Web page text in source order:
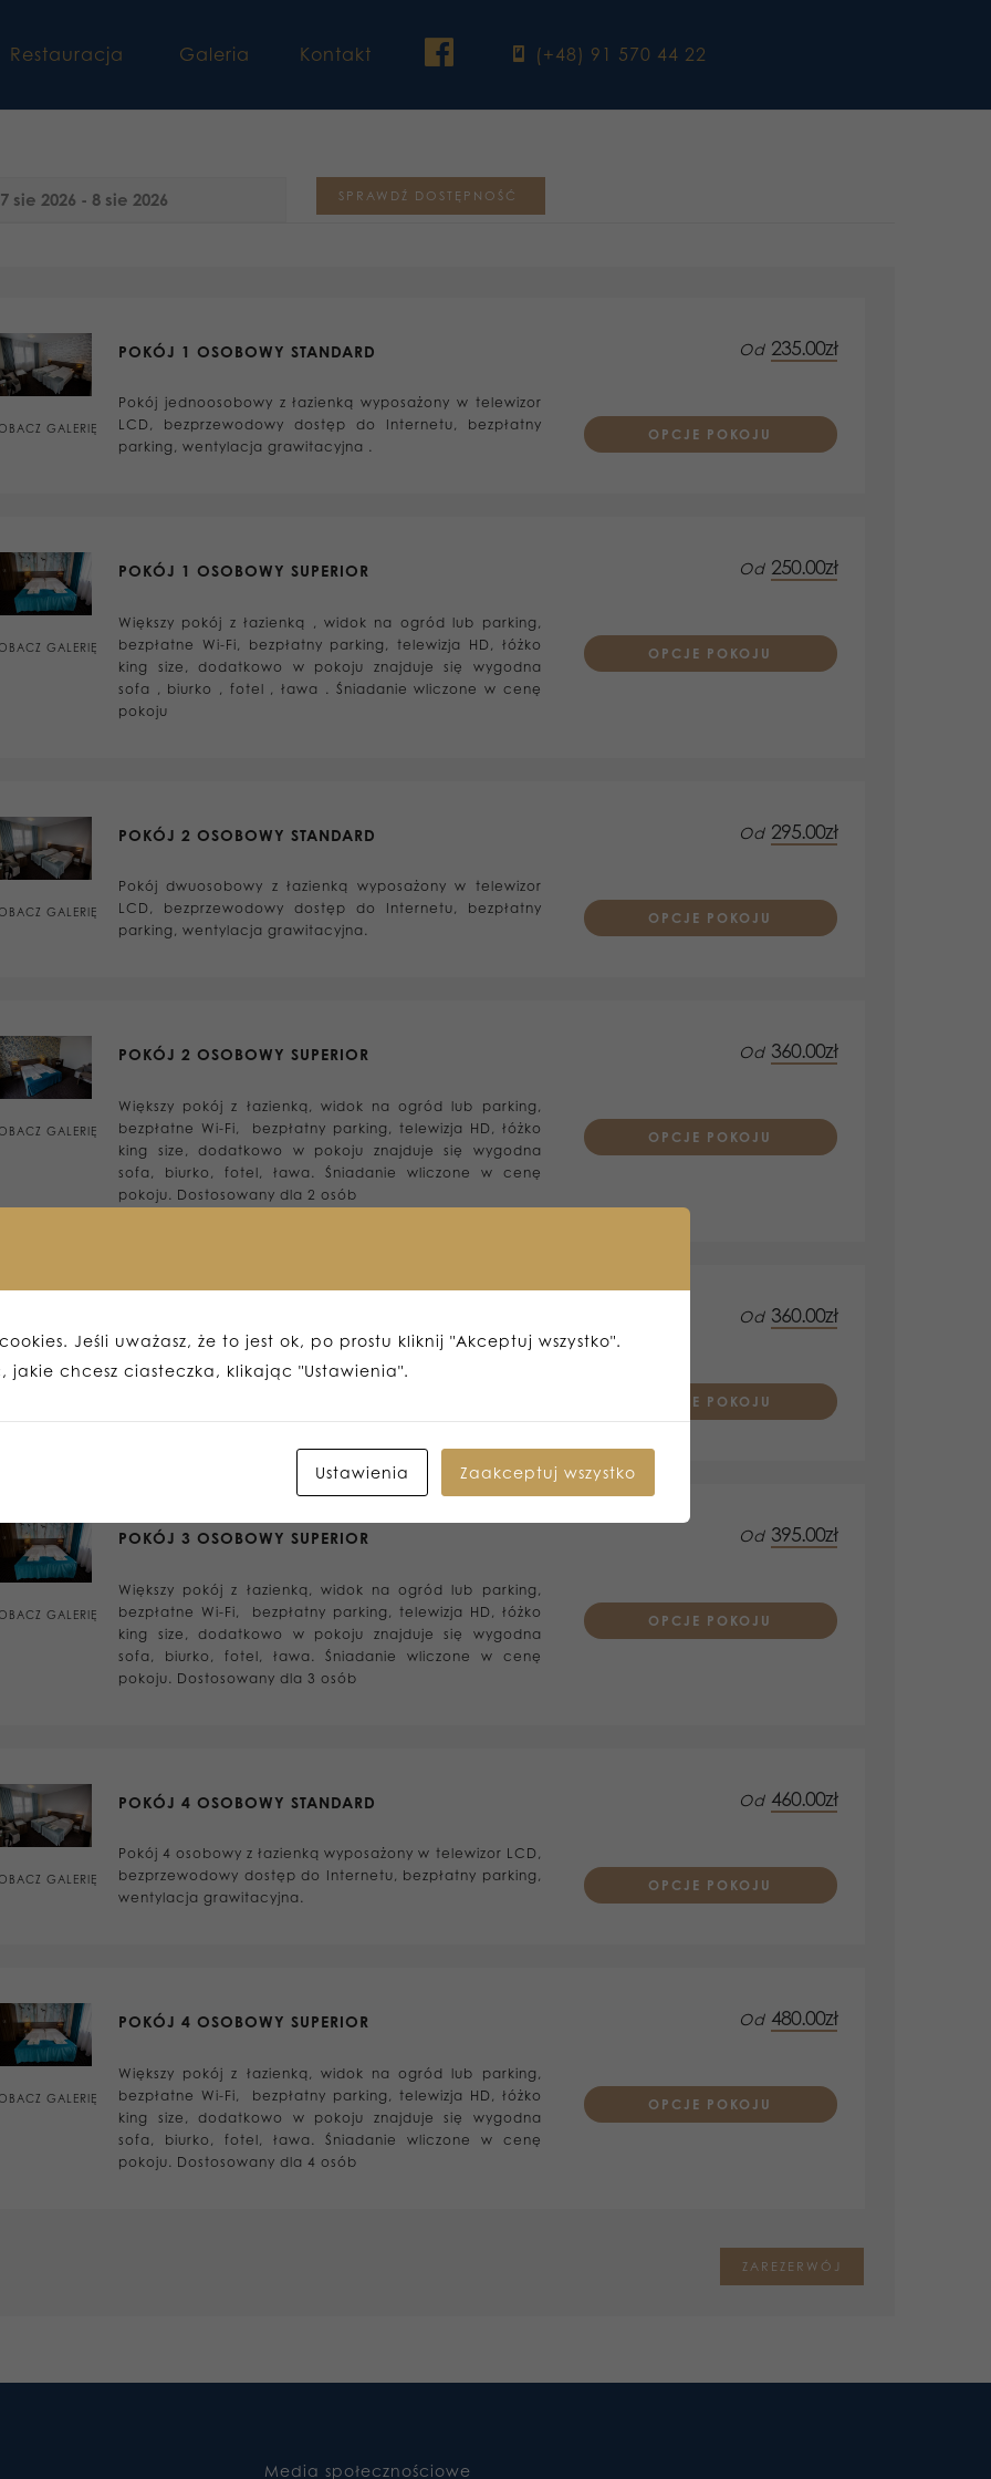
Restauracja Galeria Kontakt facebook(+48) 91 570 44 22
POKÓJ 1 OSOBOWY STANDARD
GALERIĘ
Pokój jednoosobowy z łazienką wyposażony w telewizor
LCD, bezprzewodowy dostęp do Internetu, bezpłatny
parking, wentylacja grawitacyjna .
Od 235.00zł
OPCJE POKOJU
POKÓJ 1 OSOBOWY SUPERIOR
GALERIĘ
Większy pokój z łazienką , widok na ogród lub parking,
bezpłatne Wi-Fi, bezpłatny parking, telewizja HD, łóżko
king size, dodatkowo w pokoju znajduje się wygodna
sofa , biurko , fotel , ława . Śniadanie wliczone w cenę
pokoju
Od 250.00zł
OPCJE POKOJU
POKÓJ 2 OSOBOWY STANDARD
GALERIĘ
Pokój dwuosobowy z łazienką wyposażony w telewizor
LCD, bezprzewodowy dostęp do Internetu, bezpłatny
parking, wentylacja grawitacyjna.
Od 295.00zł
OPCJE POKOJU
POKÓJ 2 OSOBOWY SUPERIOR
GALERIĘ
Większy pokój z łazienką, widok na ogród lub parking,
bezpłatne Wi-Fi, bezpłatny parking, telewizja HD, łóżko
king size, dodatkowo w pokoju znajduje się wygodna
sofa, biurko, fotel, ława. Śniadanie wliczone w cenę
pokoju. Dostosowany dla 2 osób
Od 360.00zł
OPCJE POKOJU
Pokój trzy osobowy z łazienką wyposażony w telewizor
Od 360.00zł
OPCJE POKOJU
POKÓJ 3 OSOBOWY SUPERIOR
GALERIĘ
Większy pokój z łazienką, widok na ogród lub parking,
bezpłatne Wi-Fi, bezpłatny parking, telewizja HD, łóżko
king size, dodatkowo w pokoju znajduje się wygodna
sofa, biurko, fotel, ława. Śniadanie wliczone w cenę
pokoju. Dostosowany dla 3 osób
Od 395.00zł
OPCJE POKOJU
POKÓJ 4 OSOBOWY STANDARD
GALERIĘ
Pokój 4 osobowy z łazienką wyposażony w telewizor LCD,
bezprzewodowy dostęp do Internetu, bezpłatny parking,
wentylacja grawitacyjna.
Od 460.00zł
OPCJE POKOJU
POKÓJ 4 OSOBOWY SUPERIOR
GALERIĘ
Większy pokój z łazienką, widok na ogród lub parking,
bezpłatne Wi-Fi, bezpłatny parking, telewizja HD, łóżko
king size, dodatkowo w pokoju znajduje się wygodna
sofa, biurko, fotel, ława. Śniadanie wliczone w cenę
pokoju. Dostosowany dla 4 osób
Od 480.00zł
OPCJE POKOJU
Media społecznościowe
Jeśli uważasz, że to jest ok, po prostu kliknij "Akceptuj wszystko".
jakie chcesz ciasteczka, klikając "Ustawienia".
Ustawienia Zaakceptuj wszystko